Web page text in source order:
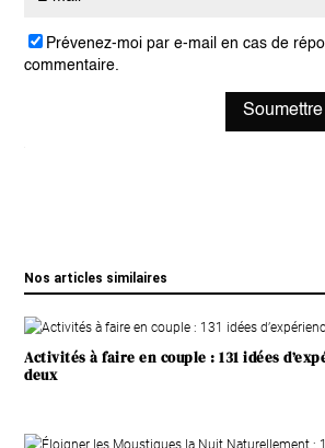
Prévenez-moi par e-mail en cas de
commentaire.
Nos articles similaires
Activités à faire en couple : 131 idées
deux